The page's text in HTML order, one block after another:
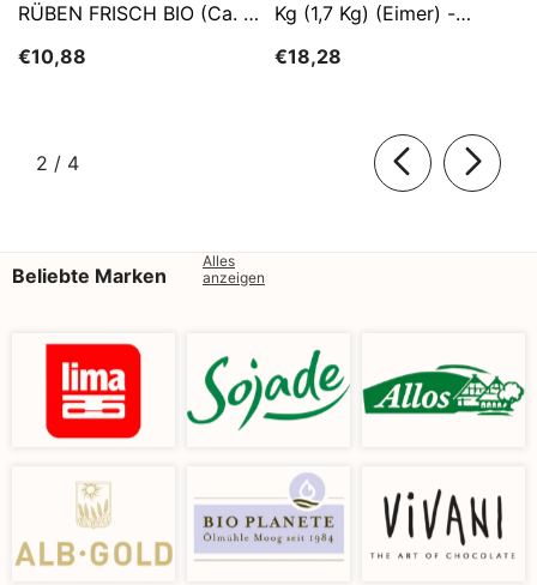
RÜBEN FRISCH BIO (ca. 5
€10,88
Kg (1,7 Kg) (Eimer) -
€18,28
2 / von
4
Beliebte Marken
Alles
anzeigen